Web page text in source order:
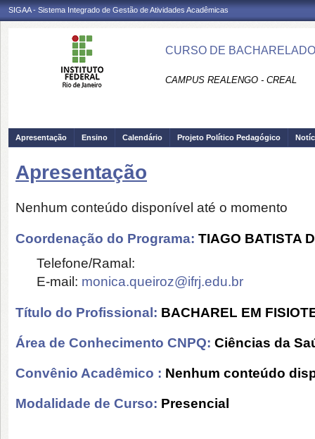
SIGAA - Sistema Integrado de Gestão de Atividades Acadêmicas
CURSO DE
CAMPUS REALENGO - CREAL
Apresentação Ensino Calendário Projeto Político Pedagógico
Apresentação
Nenhum conteúdo disponível até o momento
Coordenação do Programa: TIAGO BATISTA
Telefone/Ramal:
E-mail: monica.queiroz@ifrj.edu.br
Título do Profissional: BACHAREL EM
Área de Conhecimento CNPQ: Ciências da
Convênio Acadêmico : Nenhum conteúdo
Modalidade de Curso: Presencial